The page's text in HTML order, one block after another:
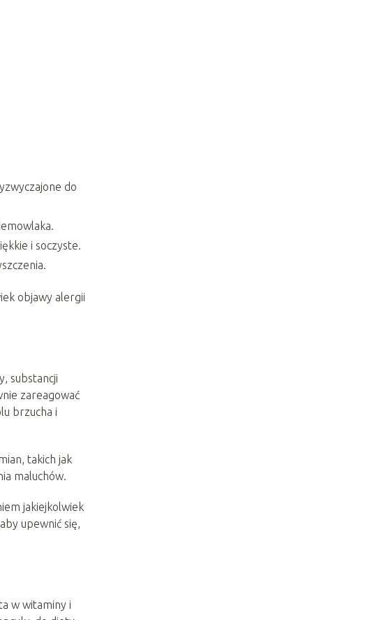
do
i soczyste.
objawy alergii
substancji
zareagować
brzucha i
takich jak
maluchów.
jakiejkolwiek
upewnić się,
w witaminy i